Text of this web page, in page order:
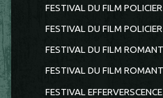
FESTIVAL DU FILM
FESTIVAL DU FILM
FESTIVAL DU FILM
FESTIVAL DU FILM
FESTIVAL